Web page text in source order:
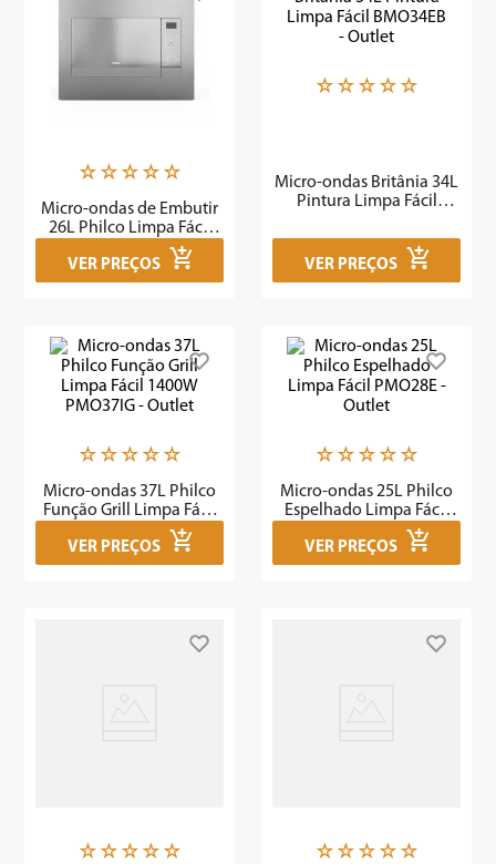
☆ ☆ ☆ ☆ ☆
Micro-ondas de Embutir
26L Philco Limpa Fácil
1400W PMB26IEB - Outlet
VER PREÇOS
☆ ☆ ☆ ☆ ☆
Micro-ondas Britânia 34L
Pintura Limpa Fácil
VER PREÇOS
☆ ☆ ☆ ☆ ☆
Micro-ondas 37L Philco
Função Grill Limpa Fácil
1400W PMO37IG - Outlet
VER PREÇOS
☆ ☆ ☆ ☆ ☆
Micro-ondas 25L Philco
Espelhado Limpa Fácil
PMO28E - Outlet
VER PREÇOS
☆ ☆ ☆ ☆ ☆ ☆ ☆ ☆ ☆ ☆